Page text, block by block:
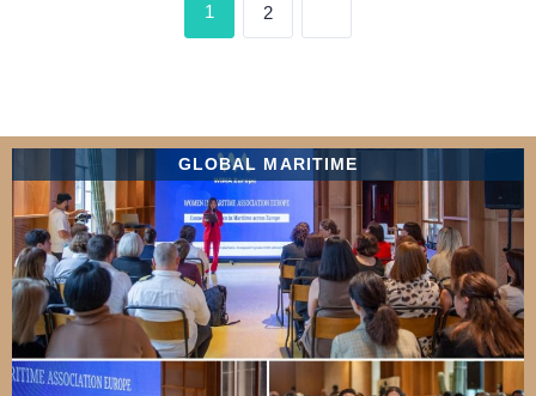
1 2
GLOBAL MARITIME